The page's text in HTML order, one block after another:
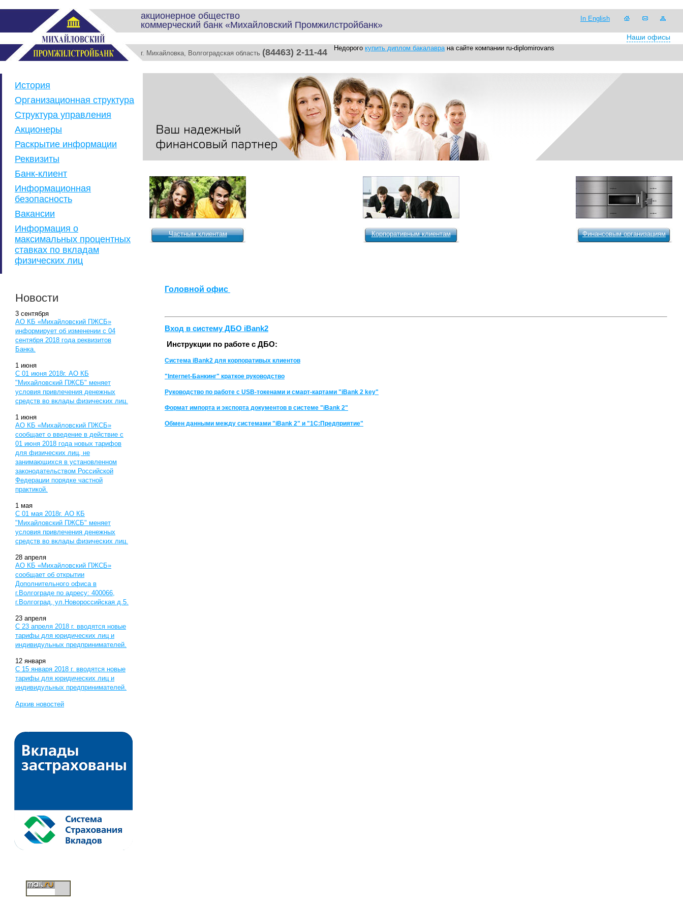
акционерное общество
коммерческий банк «Михайловский Промжилстройбанк»
In English
Наши офисы
г. Михайловка, Волгоградская область (84463) 2-11-44 Недорого купить диплом бакалаврана сайте компании ru-diplomirovans
История
Организационная структура
Структура управления
Акционеры
Раскрытие информации
Реквизиты
Банк-клиент
Информационная
безопасность
Вакансии
Информация о
максимальных процентных
ставках по вкладам
физических лиц
Новости
3 сентября
АО КБ «Михайловский ПЖСБ»
информирует об изменении с 04
сентября 2018 года реквизитов
Банка.
1 июня
С 01 июня 2018г. АО КБ
"Михайловский ПЖСБ" меняет
условия привлечения денежных
средств во вклады физических лиц.
1 июня
АО КБ «Михайловский ПЖСБ»
сообщает о введение в действие с
01 июня 2018 года новых тарифов
для физических лиц, не
занимающихся в установленном
законодательством Российской
Федерации порядке частной
практикой.
1 мая
С 01 мая 2018г. АО КБ
"Михайловский ПЖСБ" меняет
условия привлечения денежных
средств во вклады физических лиц.
28 апреля
АО КБ «Михайловский ПЖСБ»
сообщает об открытии
Дополнительного офиса в
г.Волгограде по адресу: 400066,
г.Волгоград, ул.Новороссийская д.5.
23 апреля
С 23 апреля 2018 г. вводятся новые
тарифы для юридических лиц и
индивидульных предпринимателей.
12 января
С 15 января 2018 г. вводятся новые
тарифы для юридических лиц и
индивидульных предпринимателей.
Архив новостей
Корпоративным клиентам
Частным клиентам Финансовым организациям
Головной офис
Вход в систему ДБО iBank2
Инструкции по работе с ДБО:
Система iBank2 для корпоративых клиентов
"Internet-Банкинг" краткое руководство
Руководство по работе с USB-токенами и смарт-картами "iBank 2 key"
Формат импорта и экспорта документов в системе "iBank 2"
Обмен данными между системами "iBank 2" и "1С:Предприятие"